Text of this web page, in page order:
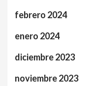
febrero 2024
enero 2024
diciembre 2023
noviembre 2023